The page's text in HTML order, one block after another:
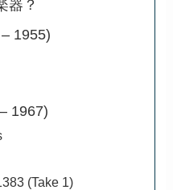
器？
1955)
1967)
(Take 1)